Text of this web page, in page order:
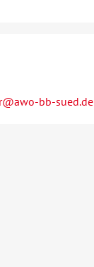
bb-sued.de